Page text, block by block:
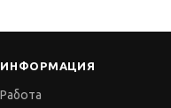
ИНФОРМАЦИЯ
Работа